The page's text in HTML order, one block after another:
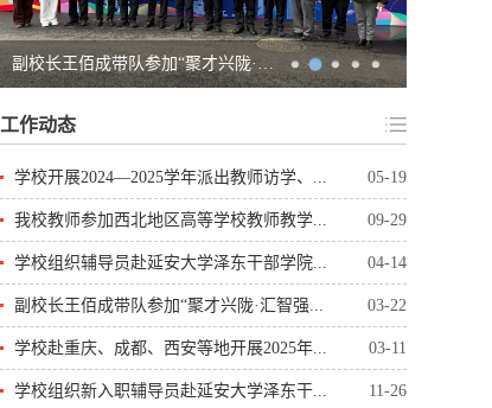
副校长王佰成带队参加“聚才兴陇·汇智强甘”2025年省属高校“组团式”赴外引才活动
工作动态
学校开展2024—2025学年派出教师访学、... 05-19
我校教师参加西北地区高等学校教师教学... 09-29
学校组织辅导员赴延安大学泽东干部学院... 04-14
副校长王佰成带队参加“聚才兴陇·汇智强... 03-22
学校赴重庆、成都、西安等地开展2025年... 03-11
学校组织新入职辅导员赴延安大学泽东干... 11-26